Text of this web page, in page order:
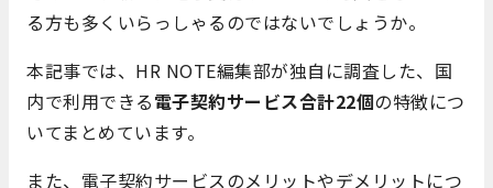
る方も多くいらっしゃるのではないでしょうか。
本記事では、HR NOTE編集部が独自に調査した、国
内で利用できる電子契約サービス合計22個の特徴につ
いてまとめています。
また、電子契約サービスのメリットやデメリットにつ